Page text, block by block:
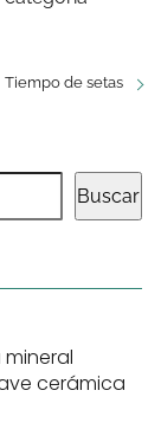
Tiempo de setas
Buscar
mineral
cerámica